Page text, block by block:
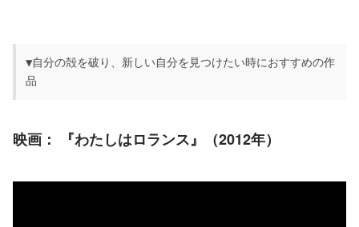
▼自分の殻を破り、新しい自分を見つけたい時におすすめの作
品
映画： 『わたしはロランス』（2012年）